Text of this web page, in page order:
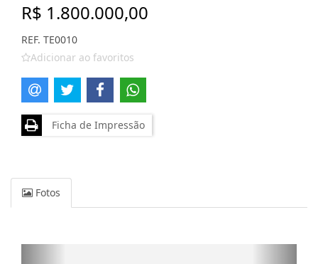
R$ 1.800.000,00
REF. TE0010
Adicionar ao favoritos
Ficha de Impressão
Fotos